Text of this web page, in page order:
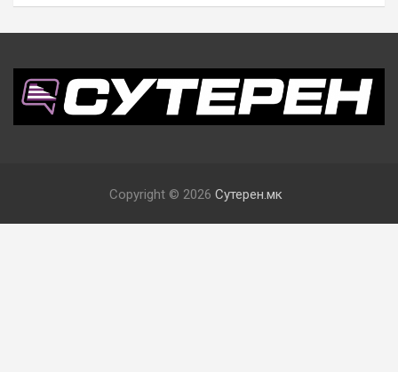
Copyright © 2026 Сутерен.мк